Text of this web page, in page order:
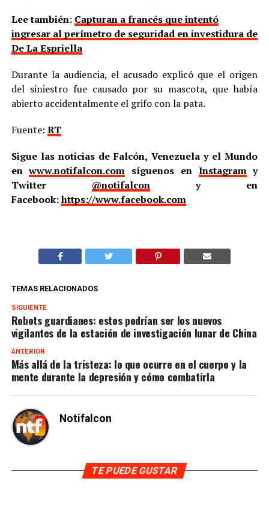
Lee también: Capturan a francés que intentó
ingresar al perímetro de seguridad en investidura de
De La Espriella
Durante la audiencia, el acusado explicó que el origen
del siniestro fue causado por su mascota, que había
abierto accidentalmente el grifo con la pata.
Fuente: RT
Sigue las noticias de Falcón, Venezuela y el Mundo
enwww.notifalcon.com síguenos en Instagramy
Twitter @notifalcony en
Facebook:https://www.facebook.com
TEMAS RELACIONADOS
SIGUIENTE
Robots guardianes: estos podrían ser los nuevos
vigilantes de la estación de investigación lunar de China
ANTERIOR
Más allá de la tristeza: lo que ocurre en el cuerpo y la
mente durante la depresión y cómo combatirla
Notifalcon
TE PUEDE GUSTAR